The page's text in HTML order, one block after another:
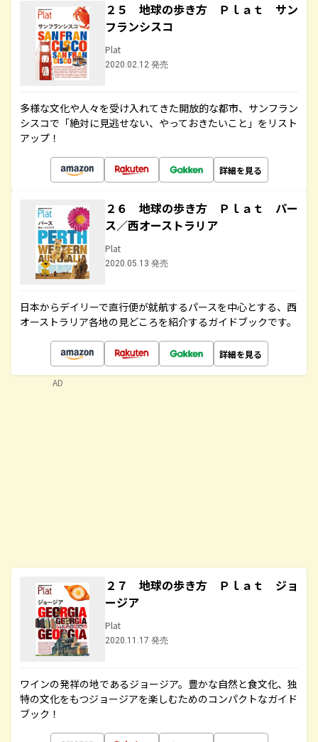
２５ 地球の歩き方 Ｐｌａｔ サン
フランシスコ
Plat
2020.02.12 発売
多様な文化や人々を受け入れてきた開放的な都市、サンフラン
シスコで「絶対に見逃せない、やっておきたいこと」をリスト
アップ！
詳細を見る
２６ 地球の歩き方 Ｐｌａｔ パー
ス／西オーストラリア
Plat
2020.05.13 発売
日本からデイリーで直行便が就航するパースを中心とする、西
オーストラリア各地の見どころを紹介するガイドブックです。
詳細を見る
２７ 地球の歩き方 Ｐｌａｔ ジョ
ージア
Plat
2020.11.17 発売
ワインの発祥の地であるジョージア。豊かな自然と食文化、独
特の文化をもつジョージアを楽しむためのコンパクトなガイド
ブック！
AD